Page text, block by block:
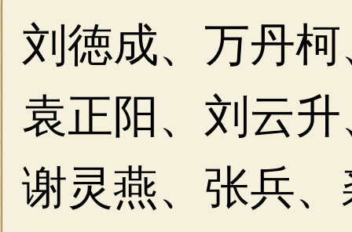
刘徳成、万丹
袁正阳、刘云
谢灵燕、张兵